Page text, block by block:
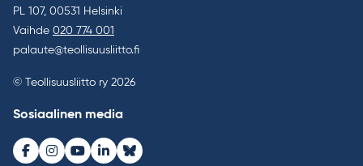
PL 107, 00531 Helsinki
Vaihde 020 774 001
palaute@teollisuusliitto.fi
© Teollisuusliitto ry 2026
Sosiaalinen media
Facebook
Instagram
Youtube
LinkedInBluesky